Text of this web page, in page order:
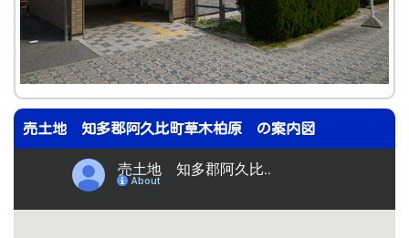
売土地 知多郡阿久比町草木柏原 の案内図